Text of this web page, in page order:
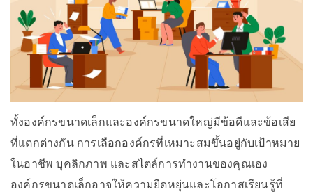
ทั้งองค์กรขนาดเล็กและองค์กรขนาดใหญ่มีข้อดีและข้อเสีย
ที่แตกต่างกัน การเลือกองค์กรที่เหมาะสมขึ้นอยู่กับเป้าหมาย
ในอาชีพ บุคลิกภาพ และสไตล์การทำงานของคุณเอง
องค์กรขนาดเล็กอาจให้ความยืดหยุ่นและโอกาสเรียนรู้ที่